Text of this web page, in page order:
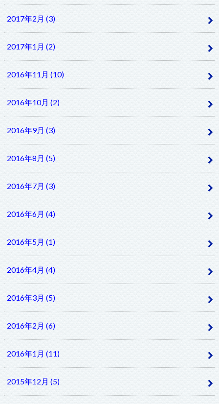
2017年2月 (3)
2017年1月 (2)
2016年11月 (10)
2016年10月 (2)
2016年9月 (3)
2016年8月 (5)
2016年7月 (3)
2016年6月 (4)
2016年5月 (1)
2016年4月 (4)
2016年3月 (5)
2016年2月 (6)
2016年1月 (11)
2015年12月 (5)